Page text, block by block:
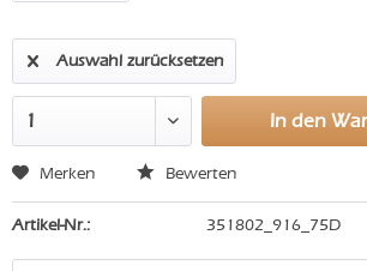
Auswahl zurücksetzen
In den
Merken Bewerten
Artikel-Nr.: 351802_916_75D